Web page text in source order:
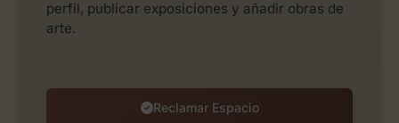
perfil, publicar exposiciones y añadir obras de
arte.
Reclamar Espacio